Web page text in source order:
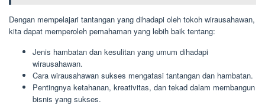
Dengan mempelajari tantangan yang dihadapi oleh tokoh wirausahawan,
kita dapat memperoleh pemahaman yang lebih baik tentang:
Jenis hambatan dan kesulitan yang umum dihadapi
wirausahawan.
Cara wirausahawan sukses mengatasi tantangan dan hambatan.
Pentingnya ketahanan, kreativitas, dan tekad dalam membangun
bisnis yang sukses.